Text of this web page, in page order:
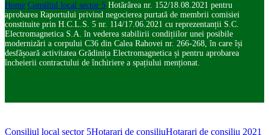
Home Consiliul local sector 5 Hotărârea nr. 152/18.08.2021 pentru
aprobarea Raportului privind negocierea purtată de membrii comisiei
constituite prin H.C.L.S. 5 nr. 114/17.06.2021 cu reprezentanții S.C.
Electromagnetica S.A. în vederea stabilirii condițiilor unei posibile
modernizări a corpului C36 din Calea Rahovei nr. 266-268, în care își
desfășoară activitatea Grădinița Electromagnetica și pentru aprobarea
încheierii contractului de închiriere a spațiului menționat.
Consiliul local sector 5Hotarari de consiliuHotarari de consiliu 2021